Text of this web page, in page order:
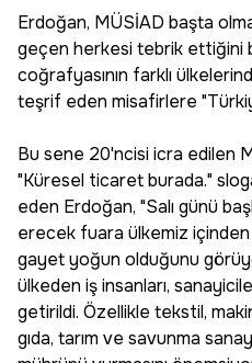
Erdoğan, MÜSİAD başta
geçen herkesi tebrik ettiğini
coğrafyasının farklı
teşrif eden misafirlere
Bu sene 20'ncisi icra edilen
"Küresel ticaret burada."
eden Erdoğan, "Salı günü
erecek fuara ülkemiz içinden
gayet yoğun olduğunu
ülkeden iş insanları,
getirildi. Özellikle tekstil,
gıda, tarım ve savunma